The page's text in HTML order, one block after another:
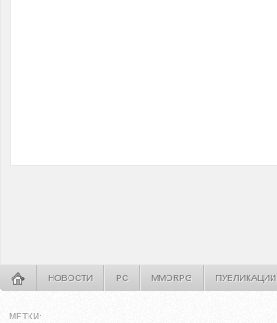
НОВОСТИ PC MMORPG ПУБЛИКАЦИИ
МЕТКИ: